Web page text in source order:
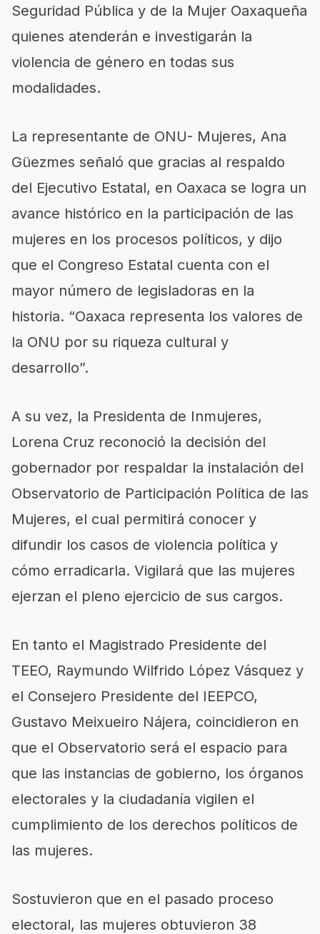
Seguridad Pública y de la Mujer Oaxaqueña
quienes atenderán e investigarán la
violencia de género en todas sus
modalidades.
La representante de ONU- Mujeres, Ana
Güezmes señaló que gracias al respaldo
del Ejecutivo Estatal, en Oaxaca se logra un
avance histórico en la participación de las
mujeres en los procesos políticos, y dijo
que el Congreso Estatal cuenta con el
mayor número de legisladoras en la
historia. “Oaxaca representa los valores de
la ONU por su riqueza cultural y
desarrollo”.
A su vez, la Presidenta de Inmujeres,
Lorena Cruz reconoció la decisión del
gobernador por respaldar la instalación del
Observatorio de Participación Política de las
Mujeres, el cual permitirá conocer y
difundir los casos de violencia política y
cómo erradicarla. Vigilará que las mujeres
ejerzan el pleno ejercicio de sus cargos.
En tanto el Magistrado Presidente del
TEEO, Raymundo Wilfrido López Vásquez y
el Consejero Presidente del IEEPCO,
Gustavo Meixueiro Nájera, coincidieron en
que el Observatorio será el espacio para
que las instancias de gobierno, los órganos
electorales y la ciudadanía vigilen el
cumplimiento de los derechos políticos de
las mujeres.
Sostuvieron que en el pasado proceso
electoral, las mujeres obtuvieron 38